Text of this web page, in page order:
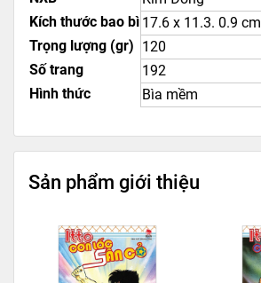
Kích thước bao bì 17.6 x 11.3. 0.9 cm
Trọng lượng (gr) 120
Số trang
192
Hình thức
Bìa mềm
Sản phẩm giới thiệu